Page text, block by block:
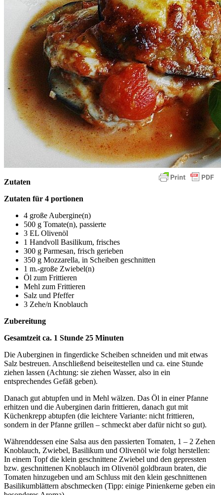
Zutaten
Zutaten für 4 portionen
4 große Aubergine(n)
500 g Tomate(n), passierte
3 EL Olivenöl
1 Handvoll Basilikum, frisches
300 g Parmesan, frisch gerieben
350 g Mozzarella, in Scheiben geschnitten
1 m.-große Zwiebel(n)
Öl zum Frittieren
Mehl zum Frittieren
Salz und Pfeffer
3 Zehe/n Knoblauch
Zubereitung
Gesamtzeit ca. 1 Stunde 25 Minuten
Die Auberginen in fingerdicke Scheiben schneiden und mit etwas
Salz bestreuen. Anschließend beiseitestellen und ca. eine Stunde
ziehen lassen (Achtung: sie ziehen Wasser, also in ein
entsprechendes Gefäß geben).
Danach gut abtupfen und in Mehl wälzen. Das Öl in einer Pfanne
erhitzen und die Auberginen darin frittieren, danach gut mit
Küchenkrepp abtupfen (die leichtere Variante: nicht frittieren,
sondern in der Pfanne grillen – schmeckt aber dafür nicht so gut).
Währenddessen eine Salsa aus den passierten Tomaten, 1 – 2 Zehen
Knoblauch, Zwiebel, Basilikum und Olivenöl wie folgt herstellen:
In einem Topf die klein geschnittene Zwiebel und den gepressten
bzw. geschnittenen Knoblauch im Olivenöl goldbraun braten, die
Tomaten hinzugeben und am Schluss mit den klein geschnittenen
Basilikumblättern abschmecken (Tipp: einige Pinienkerne geben ein